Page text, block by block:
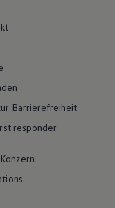
Barrierefreiheit
responder